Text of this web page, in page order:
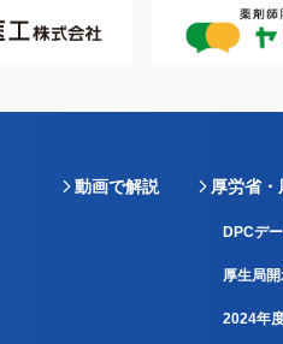
動画で解説 厚労省・
DPCデ
厚生局
2024年